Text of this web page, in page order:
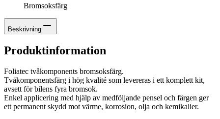
Bromsoksfärg
Beskrivning
Produktinformation
Foliatec tvåkomponents bromsoksfärg.
Tvåkomponentsfärg i hög kvalité som levereras i ett komplett kit,
avsett för bilens fyra bromsok.
Enkel applicering med hjälp av medföljande pensel och färgen ger
ett permanent skydd mot värme, korrosion, olja och kemikalier.